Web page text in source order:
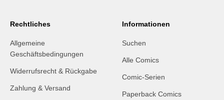
Rechtliches
Allgemeine
Geschäftsbedingungen
Widerrufsrecht & Rückgabe
Zahlung & Versand
Informationen
Suchen
Alle Comics
Comic-Serien
Paperback Comics